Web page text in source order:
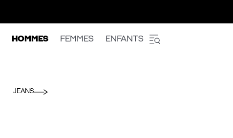
HOMMES FEMMES ENFANTS
JEANS